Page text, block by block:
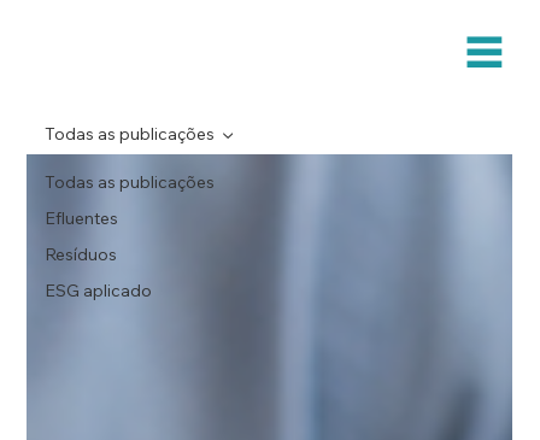
Todas as publicações
Efluentes
Resíduos
ESG aplicado
Todas as publicações